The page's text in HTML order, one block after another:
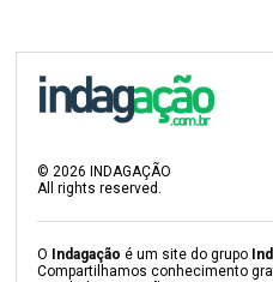
©2026 INDAGAÇÃO
All rights reserved.
O Indagação é um site do grupo
Compartilhamos conhecimento